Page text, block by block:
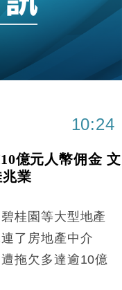
」斗城亞洲CEO蔡德
7周創逾3年最長跌勢
圓 4月單日斥6.28萬億
束 承認部分彈藥庫存緊
新高 中期息增15%至
預測至4.5% 看好貿易
10:24
億元人幣佣金 文
業
桂園等大型地產
了房地產中介
拖欠多達逾10億